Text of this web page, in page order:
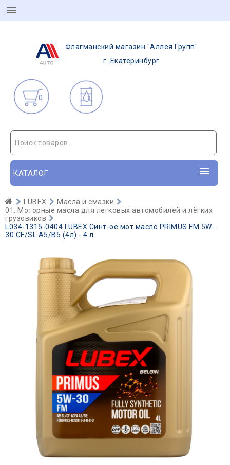
Флагманский магазин "Аллея Групп"
г. Екатеринбург
0
Поиск товаров
КАТАЛОГ
LUBEX
Масла и смазки
01. Моторные масла для легковых автомобилей и лёгких
грузовиков
L034-1315-0404 LUBEX Синт-ое мот.масло PRIMUS FM 5W-
30 CF/SL A5/B5 (4л) - 4 л